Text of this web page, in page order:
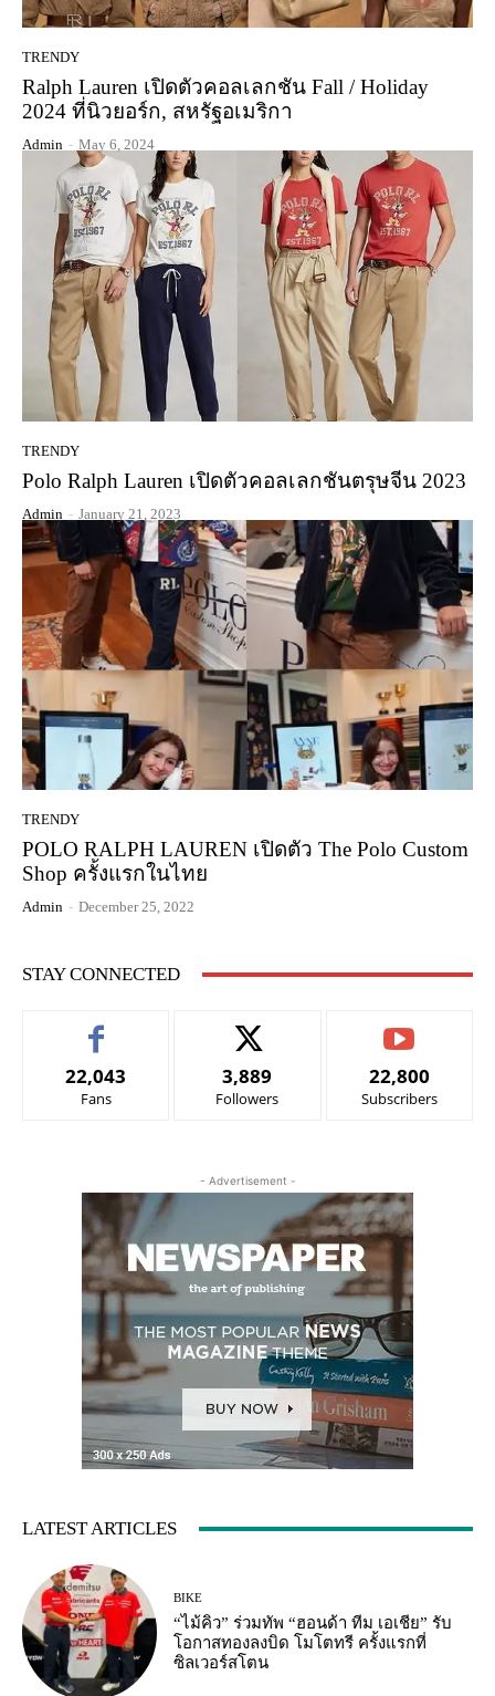
TRENDY
Ralph Lauren เปิดตัวคอลเลกชัน Fall / Holiday
2024 ที่นิวยอร์ก, สหรัฐอเมริกา
Admin - May 6, 2024
TRENDY
Polo Ralph Lauren เปิดตัวคอลเลกชันตรุษจีน 2023
Admin - January 21, 2023
TRENDY
POLO RALPH LAUREN เปิดตัว The Polo Custom
Shop ครั้งแรกในไทย
Admin - December 25, 2022
STAY CONNECTED
22,043
Fans
3,889
Followers
22,800
Subscribers
- Advertisement -
LATEST ARTICLES
BIKE
“ไม้คิว” ร่วมทัพ “ฮอนด้า ทีม เอเชีย” รับ
โอกาสทองลงบิด โมโตทรี ครั้งแรกที่
ซิลเวอร์สโตน